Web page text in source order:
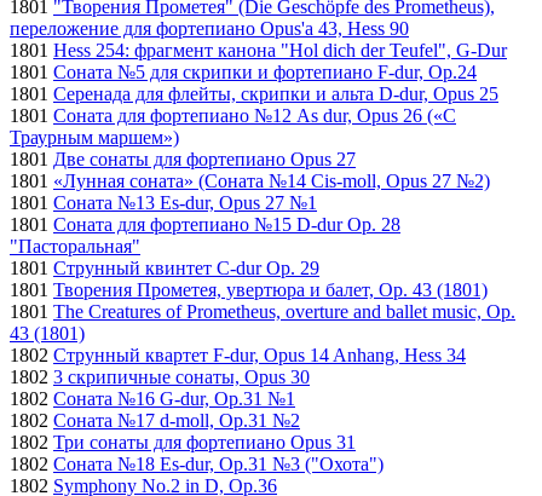
1801 "Творения Прометея" (Die Geschöpfe des Prometheus),
переложение для фортепиано Opus'а 43, Hess 90
1801 Hess 254: фрагмент канона "Hol dich der Teufel", G-Dur
1801 Соната №5 для скрипки и фортепиано F-dur, Op.24
1801 Серенада для флейты, скрипки и альта D-dur, Opus 25
1801 Соната для фортепиано №12 As dur, Opus 26 («С
Траурным маршем»)
1801 Две сонаты для фортепиано Opus 27
1801 «Лунная соната» (Соната №14 Cis-moll, Opus 27 №2)
1801 Соната №13 Es-dur, Opus 27 №1
1801 Соната для фортепиано №15 D-dur Op. 28
"Пасторальная"
1801 Струнный квинтет C-dur Op. 29
1801 Творения Прометея, увертюра и балет, Op. 43 (1801)
1801 The Creatures of Prometheus, overture and ballet music, Op.
43 (1801)
1802 Струнный квартет F-dur, Opus 14 Anhang, Hess 34
1802 3 скрипичные сонаты, Opus 30
1802 Соната №16 G-dur, Op.31 №1
1802 Соната №17 d-moll, Op.31 №2
1802 Три сонаты для фортепиано Opus 31
1802 Соната №18 Es-dur, Op.31 №3 ("Охота")
1802 Symphony No.2 in D, Op.36